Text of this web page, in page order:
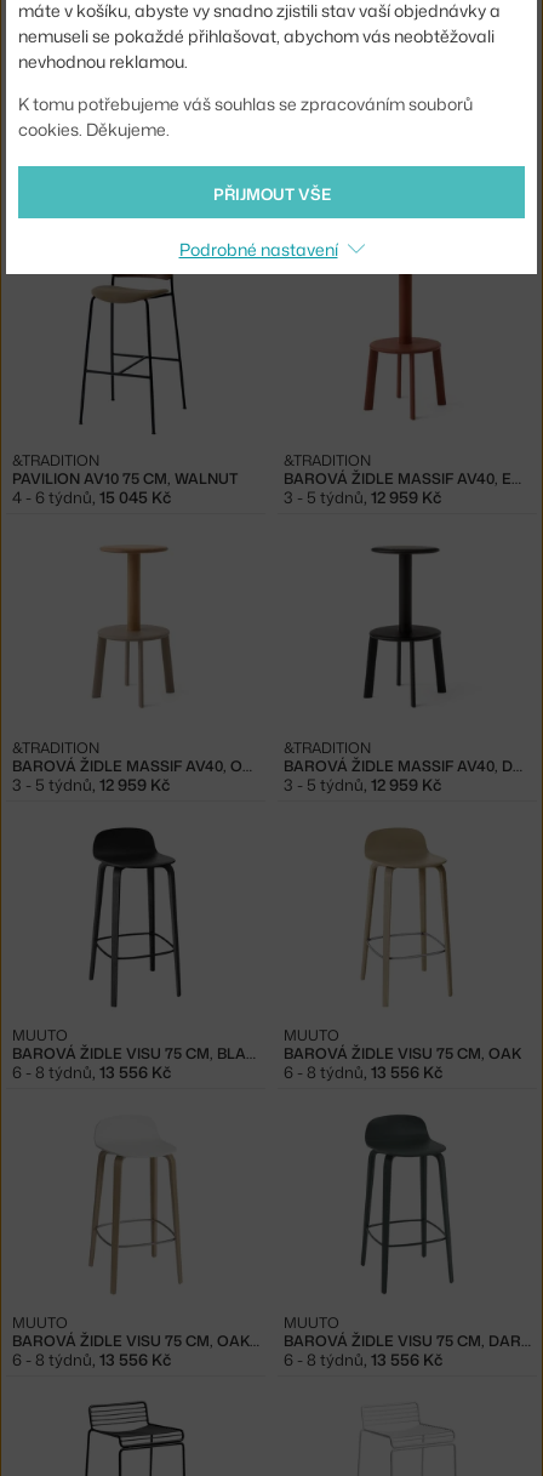
&TRADITION
PAVILION AV9 75 CM, WALNUT
&TRADITION
PAVILION AV10 75 CM, WALNUT
&TRADITION
4 - 6 týdnů, 15 045 Kč
BAROVÁ ŽIDLE MASSIF AV40, EMBER
&TRADITION
3 - 5 týdnů, 12 959 Kč
BAROVÁ ŽIDLE MASSIF AV40, OAK/GREY BEIGE
&TRADITION
3 - 5 týdnů, 12 959 Kč
BAROVÁ ŽIDLE MASSIF AV40, DARK OAK/WARM BLACK
&TRADITION
3 - 5 týdnů, 12 959 Kč
BAROVÁ ŽIDLE VISU 75 CM, BLACK
MUUTO
6 - 8 týdnů, 13 556 Kč
BAROVÁ ŽIDLE VISU 75 CM, OAK
MUUTO
6 - 8 týdnů, 13 556 Kč
BAROVÁ ŽIDLE VISU 75 CM, OAK/WHITE
MUUTO
6 - 8 týdnů 13 556 Kč
BAROVÁ ŽIDLE VISU 75 CM, DARK GREEN
MUUTO
6 - 8 týdnů 13 556 Kč
máte v košíku, abyste vy snadno zjistili stav vaší objednávky a
nemuseli se pokaždé přihlašovat, abychom vás neobtěžovali
nevhodnou reklamou.
K tomu potřebujeme váš souhlas se zpracováním souborů
cookies. Děkujeme.
PŘIJMOUT VŠE
Podrobné nastavení